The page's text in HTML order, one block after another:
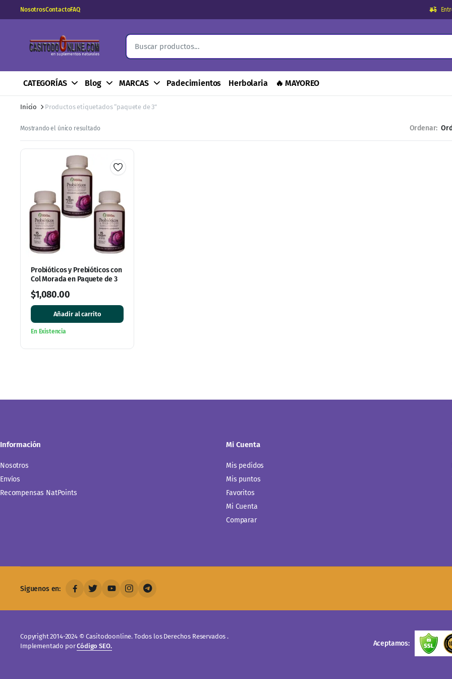
NosotrosContactoFAQ
CATEGORÍAS Blog MARCAS Padecimientos Herbolaria MAYOREO
Inicio Productos etiquetados “paquete de 3”
Mostrando el único resultado Ordenar:
Probióticos y Prebióticos con
Col Morada en Paquete de 3
$1,080.00
Añadir al carrito
En Existencia
Información
Nosotros
Envíos
Recompensas NatPoints
Mi Cuenta
Mis pedidos
Mis puntos
Favoritos
Mi Cuenta
Comparar
Siguenos en:
Copyright 2014-2024 © Casitodoonline. Todos los Derechos Reservados .
Implementado porCódigo SEO. Aceptamos: